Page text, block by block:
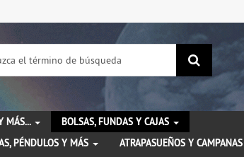
Buscar
MÁS...
BOLSAS, FUNDAS Y CAJAS
PÉNDULOS Y MÁS
ATRAPASUEÑOS Y